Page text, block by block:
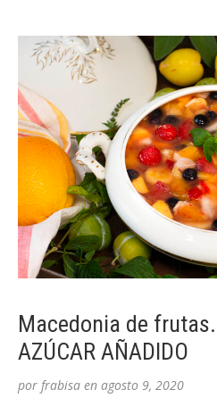
Macedonia de
AZÚCAR AÑADIDO
por frabisa en agosto 9, 2020